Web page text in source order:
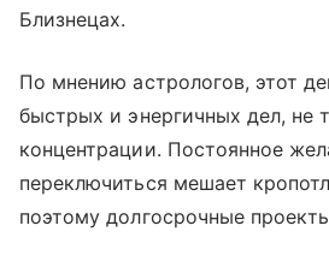
Близнецах.
По мнению астрологов, этот
быстрых и энергичных дел, не
концентрации. Постоянное
переключиться мешает
поэтому долгосрочные